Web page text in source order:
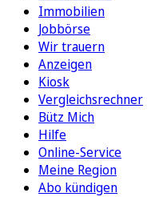
Immobilien
Jobbörse
Wir trauern
Anzeigen
Kiosk
Vergleichsrechner
Bütz Mich
Hilfe
Online-Service
Meine Region
Abo kündigen